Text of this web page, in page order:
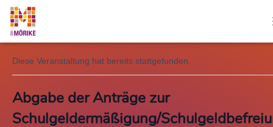
« Alle Veranstaltungen
Diese Veranstaltung hat bereits stattgefunden.
Abgabe der Anträge zur
Schulgeldermäßigung/